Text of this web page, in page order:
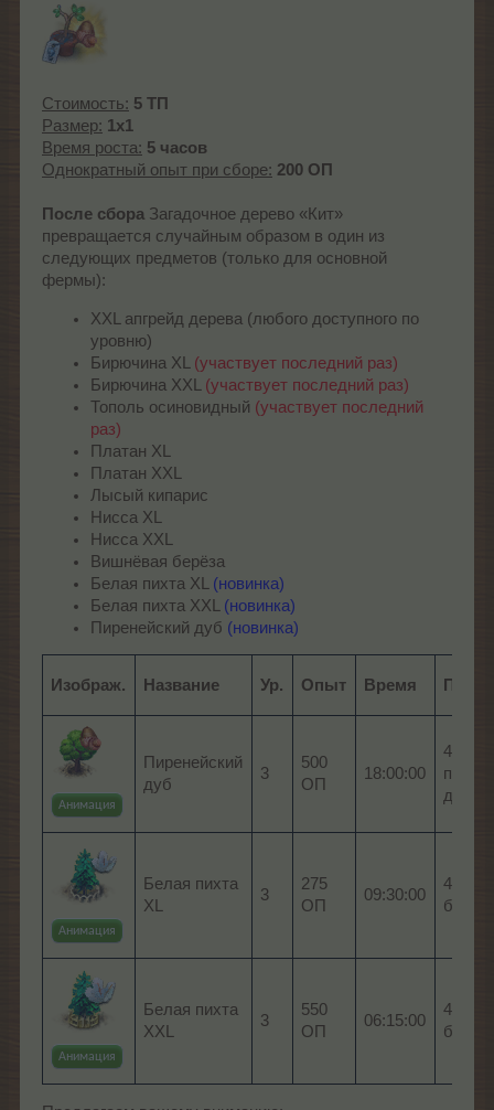
Стоимость: 5 ТП
Размер: 1x1
Время роста: 5 часов
Однократный опыт при сборе: 200 ОП
После сбора Загадочное дерево «Кит»
превращается случайным образом в один из
следующих предметов (только для основной
фермы):
XXL апгрейд дерева (любого доступного по
уровню)
Бирючина XL (участвует последний раз)
Бирючина XXL (участвует последний раз)
Тополь осиновидный (участвует последний
раз)
Платан XL
Платан XXL
Лысый кипарис
Нисса XL
Нисса XXL
Вишнёвая берёза
Белая пихта XL (новинка)
Белая пихта XXL (новинка)
Пиренейский дуб (новинка)
Изображ. Название Ур. Опыт Время
Анимация
Пиренейский
дуб
3
500
ОП
18:00:00
4 x
дуба
Анимация
Белая пихта
XL
3
275
ОП
09:30:00
4 x
белой
Анимация
Белая пихта
XXL
3
550
ОП
06:15:00
4 x
белой